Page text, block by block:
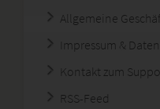
Allgemeine
Impressum &
Kontakt zum
RSS-Feed